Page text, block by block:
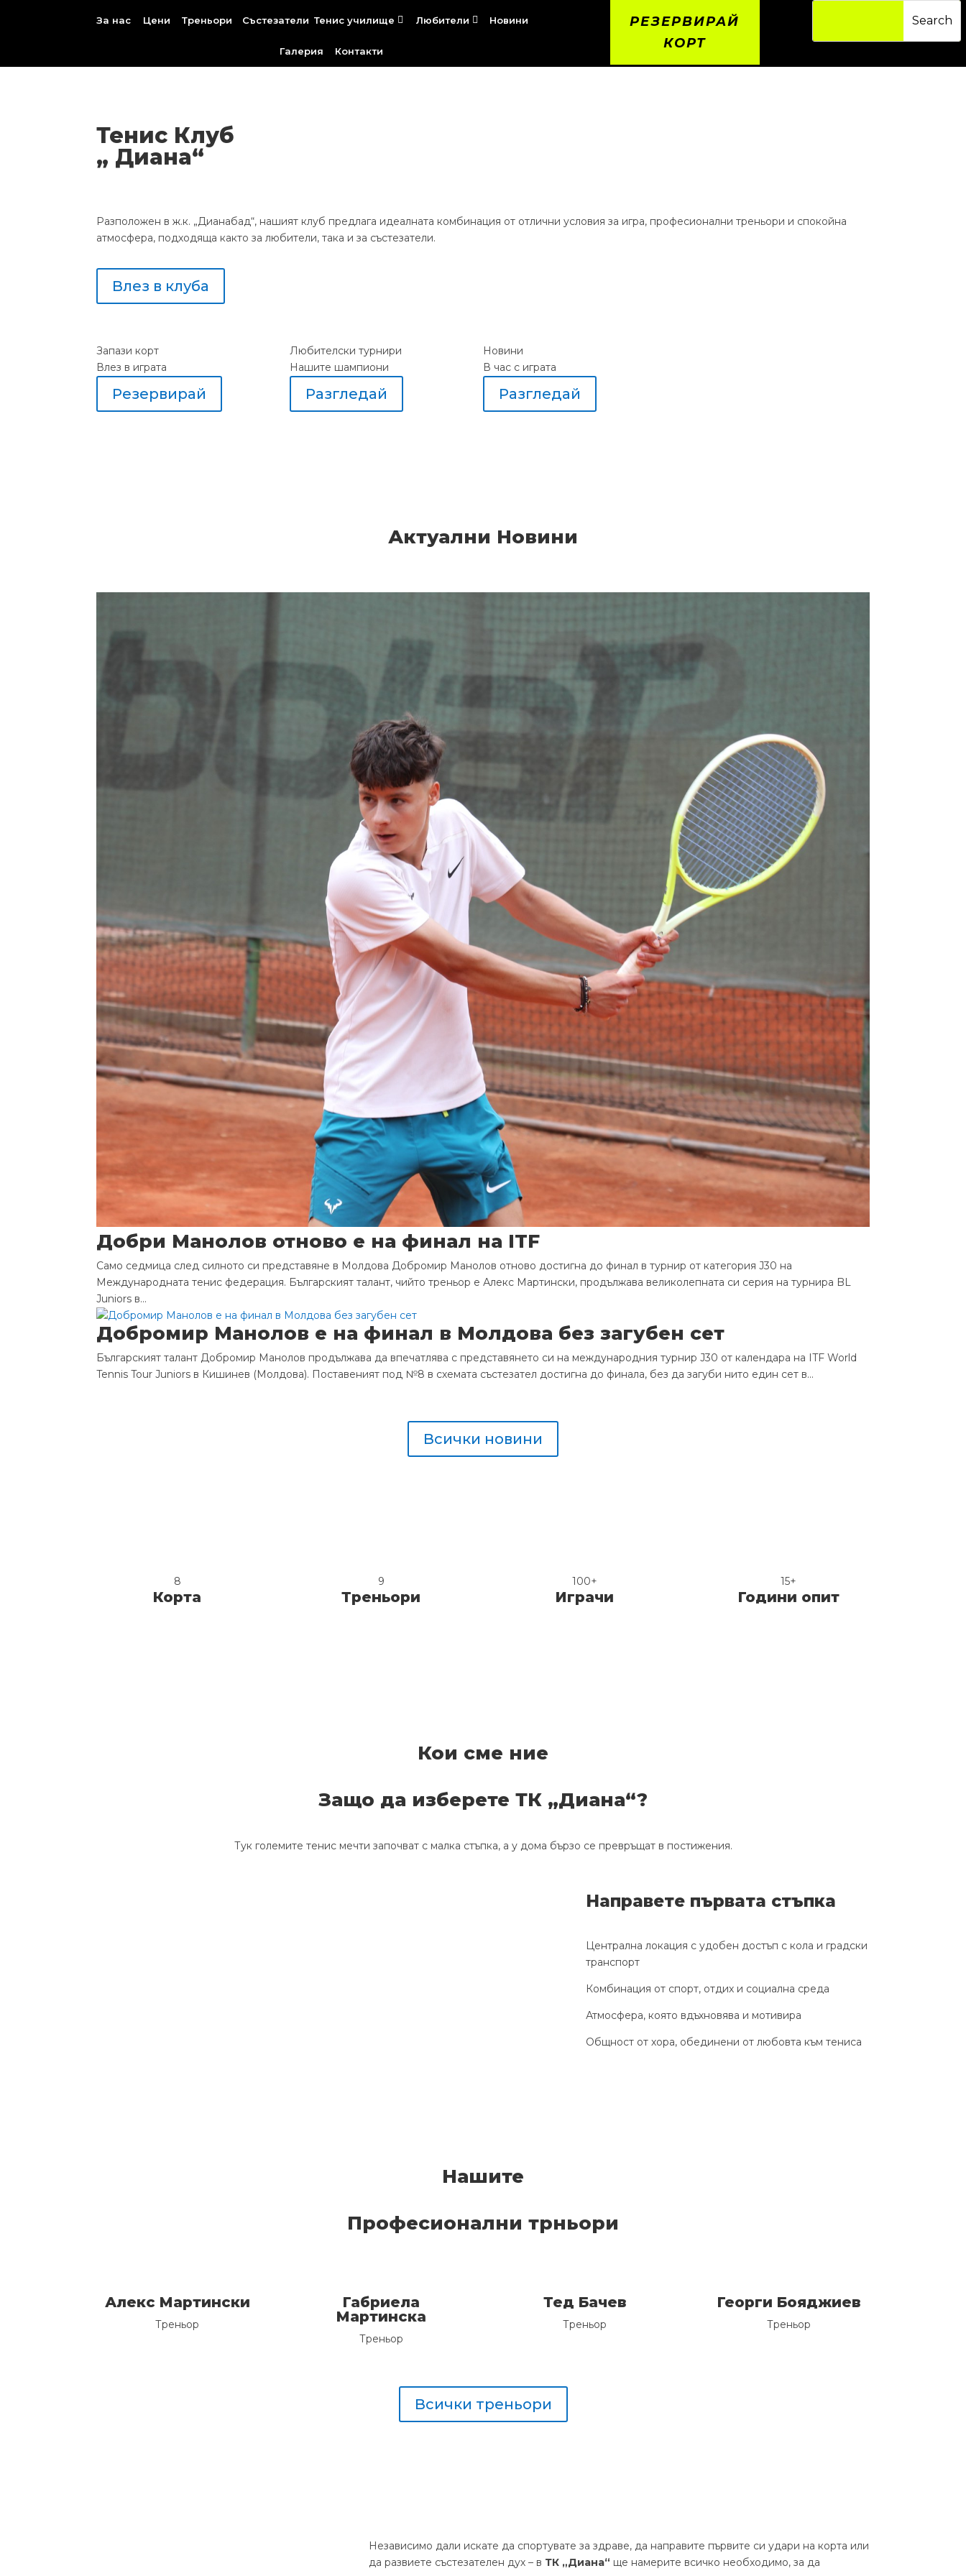
За нас Цени Треньори Състезатели 
Тенис училище 
Любители Новини
Галерия Контакти
РЕЗЕРВИРАЙ
КОРТ
Тенис Клуб
„ Диана“
Разположен в ж.к. „Дианабад“, нашият клуб предлага идеалната комбинация от отлични условия за игра, професионални треньори и спокойна
атмосфера, подходяща както за любители, така и за състезатели.
Влез в клуба
Запази корт
Влез в играта
Резервирай
Любителски турнири
Нашите шампиони
Разгледай
Новини
В час с играта
Разгледай
Актуални Новини
Добри Манолов отново е на финал на ITF
Само седмица след силното си представяне в Молдова Добромир Манолов отново достигна до финал в турнир от категория J30 на
Международната тенис федерация. Българският талант, чийто треньор е Алекс Мартински, продължава великолепната си серия на турнира BL
Juniors в...
Добромир Манолов е на финал в Молдова без загубен сет
Българският талант Добромир Манолов продължава да впечатлява с представянето си на международния турнир J30 от календара на ITF World
Tennis Tour Juniors в Кишинев (Молдова). Поставеният под №8 в схемата състезател достигна до финала, без да загуби нито един сет в...
Всички новини
8
Корта
9
Треньори
100+
Играчи
15+
Години опит
Кои сме ние
Защо да изберете ТК „Диана“?
Тук големите тенис мечти започват с малка стъпка, а у дома бързо се превръщат в постижения.
Направете първата стъпка
Централна локация с удобен достъп с кола и градски
транспорт
Комбинация от спорт, отдих и социална среда
Атмосфера, която вдъхновява и мотивира
Общност от хора, обединени от любовта към тениса
Нашите
Професионални трньори
Алекс Мартински
Треньор
Габриела
Мартинска
Треньор
Тед Бачев
Треньор
Георги Бояджиев
Треньор
Всички треньори
Независимо дали искате да спортувате за здраве, да направите първите си удари на корта или
да развиете състезателен дух – в ТК „Диана“ ще намерите всичко необходимо, за да